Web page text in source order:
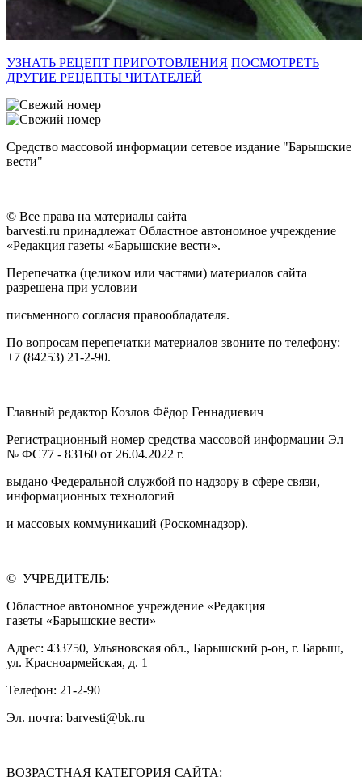
УЗНАТЬ РЕЦЕПТ ПРИГОТОВЛЕНИЯ ПОСМОТРЕТЬ
ДРУГИЕ РЕЦЕПТЫ ЧИТАТЕЛЕЙ
Средство массовой информации сетевое издание "Барышские
вести"
© Все права на материалы сайта
barvesti.ru принадлежат Областное автономное учреждение
«Редакция газеты «Барышские вести».
Перепечатка (целиком или частями) материалов сайта
разрешена при условии
письменного согласия правообладателя.
По вопросам перепечатки материалов звоните по телефону:
+7 (84253) 21-2-90.
Главный редактор Козлов Фёдор Геннадиевич
Регистрационный номер средства массовой информации Эл
№ ФС77 - 83160 от 26.04.2022 г.
выдано Федеральной службой по надзору в сфере связи,
информационных технологий
и массовых коммуникаций (Роскомнадзор).
© УЧРЕДИТЕЛЬ:
Областное автономное учреждение «Редакция
газеты «Барышские вести»
Адрес: 433750, Ульяновская обл., Барышский р-он, г. Барыш,
ул. Красноармейская, д. 1
Телефон: 21-2-90
Эл. почта: barvesti@bk.ru
ВОЗРАСТНАЯ КАТЕГОРИЯ САЙТА: